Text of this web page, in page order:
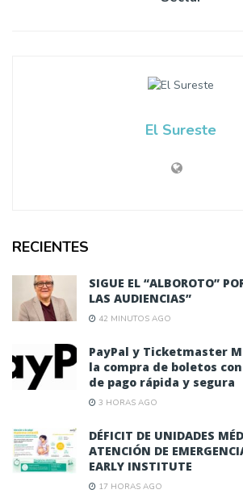
El Sureste
RECIENTES
SIGUE EL “ALBOROTO”
LAS AUDIENCIAS”
42 MINUTOS AGO
PayPal y Ticketmaster
la compra de boletos
de pago rápida y segura
3 HORAS AGO
DÉFICIT DE UNIDADES
ATENCIÓN DE
EARLY INSTITUTE
17 HORAS AGO